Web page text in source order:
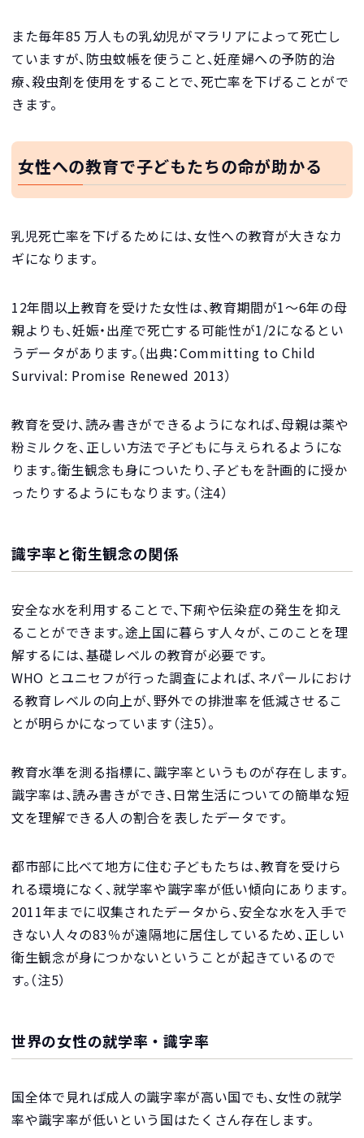
また毎年85 万人もの乳幼児がマラリアによって死亡し
ていますが、防虫蚊帳を使うこと、妊産婦への予防的治
療、殺虫剤を使用をすることで、死亡率を下げることがで
きます。
女性への教育で子どもたちの命が助かる
乳児死亡率を下げるためには、女性への教育が大きなカ
ギになります。
12年間以上教育を受けた女性は、教育期間が1〜6年の母
親よりも、妊娠・出産で死亡する可能性が1/2になるとい
うデータがあります。（出典：Committing to Child
Survival: Promise Renewed 2013）
教育を受け、読み書きができるようになれば、母親は薬や
粉ミルクを、正しい方法で子どもに与えられるようにな
ります。衛生観念も身についたり、子どもを計画的に授か
ったりするようにもなります。（注4）
識字率と衛生観念の関係
安全な水を利用することで、下痢や伝染症の発生を抑え
ることができます。途上国に暮らす人々が、このことを理
解するには、基礎レベルの教育が必要です。
WHO とユニセフが行った調査によれば、ネパールにおけ
る教育レベルの向上が、野外での排泄率を低減させるこ
とが明らかになっています（注5）。
教育水準を測る指標に、識字率というものが存在します。
識字率は、読み書きができ、日常生活についての簡単な短
文を理解できる人の割合を表したデータです。
都市部に比べて地方に住む子どもたちは、教育を受けら
れる環境になく、就学率や識字率が低い傾向にあります。
2011年までに収集されたデータから、安全な水を入手で
きない人々の83％が遠隔地に居住しているため、正しい
衛生観念が身につかないということが起きているので
す。（注5）
世界の女性の就学率・識字率
国全体で見れば成人の識字率が高い国でも、女性の就学
率や識字率が低いという国はたくさん存在します。